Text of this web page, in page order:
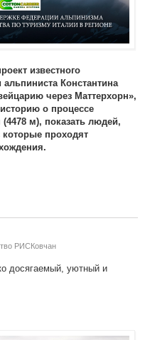
известного
альпиниста Константина
через Маттерхорн»,
о процессе
м), показать людей,
которые проходят
РИСКовчан
досягаемый, уютный и